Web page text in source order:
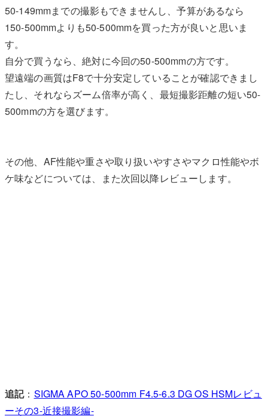
50-149mmまでの撮影もできませんし、予算があるなら
150-500mmよりも50-500mmを買った方が良いと思いま
す。
自分で買うなら、絶対に今回の50-500mmの方です。
望遠端の画質はF8で十分安定していることが確認できまし
たし、それならズーム倍率が高く、最短撮影距離の短い50-
500mmの方を選びます。
その他、AF性能や重さや取り扱いやすさやマクロ性能やボ
ケ味などについては、また次回以降レビューします。
追記： SIGMA APO 50-500mm F4.5-6.3 DG OS HSMレビュ
ーその3-近接撮影編-